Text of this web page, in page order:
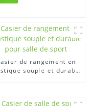
de rangement en
souple et durable